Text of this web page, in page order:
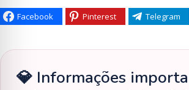
Facebook Pinterest Telegram
💎 Informações